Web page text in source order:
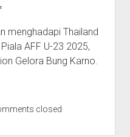
menghadapi Thailand
AFF U-23 2025,
Gelora Bung Karno.
closed